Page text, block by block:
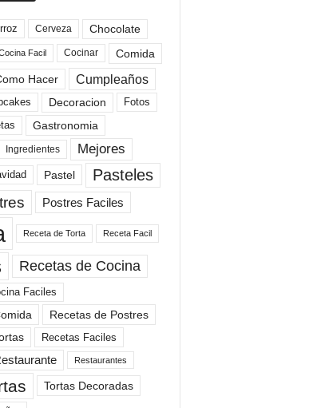
Cerveza Chocolate
Facil Cocinar
Comida
Hacer Cumpleaños
Decoracion Fotos
Gastronomia
Ingredientes Mejores
Pastel Pasteles
Postres Faciles
Receta de Torta Receta Facil
Recetas de Cocina
Faciles
Recetas de Postres
Recetas Faciles
Restaurantes
Tortas Decoradas